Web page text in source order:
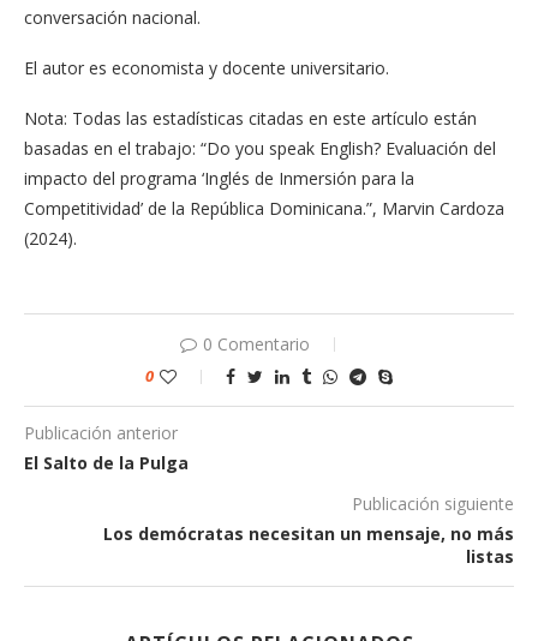
conversación nacional.
El autor es economista y docente universitario.
Nota: Todas las estadísticas citadas en este artículo están
basadas en el trabajo: “Do you speak English? Evaluación del
impacto del programa ‘Inglés de Inmersión para la
Competitividad’ de la República Dominicana.”, Marvin Cardoza
(2024).
0 Comentario
0
Publicación anterior
El Salto de la Pulga
Publicación siguiente
Los demócratas necesitan un mensaje, no más
listas